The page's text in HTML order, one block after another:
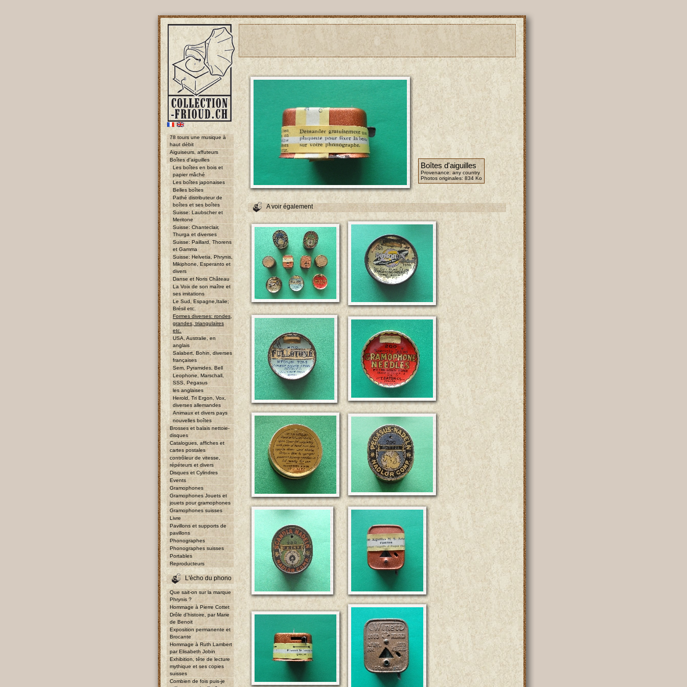
78 tours une musique à
haut débit
Aiguiseurs, affuteurs
Boîtes d'aiguilles
Les boîtes en bois et
papier mâché
Les boîtes japonaises
Belles boîtes
Pathé distributeur de
boîtes et ses boîtes
Suisse: Laubscher et
Meritone
Suisse: Chanteclair,
Thurga et diverses
Suisse: Paillard, Thorens
et Gamma
Suisse: Helvetia, Phrynis,
Mikiphone, Esperanto et
divers
Danse et Noris Château
La Voix de son maître et
ses imitations
Le Sud, Espagne,Italie;
Brésil etc.
Formes diverses: rondes,
grandes, triangulaires
etc.
USA, Australie, en
anglais
Salabert, Bohin, diverses
françaises
Sem, Pyramides, Bell
Leophone, Marschall,
SSS, Pegasus
les anglaises
Herold, Tri Ergon, Vox,
diverses allemandes
Animaux et divers pays
nouvelles boîtes
Brosses et balais nettoie-
disques
Catalogues, affiches et
cartes postales
contrôleur de vitesse,
répéteurs et divers
Disques et Cylindres
Events
Gramophones
Gramophones Jouets et
jouets pour gramophones
Gramophones suisses
Livre
Pavillons et supports de
pavillons
Phonographes
Phonographes suisses
Portables
Reproducteurs
L'écho du phono
Que sait-on sur la marque
Phrynis ?
Hommage à Pierre Cottet
Drôle d'histoire, par Marie
de Benoit
Exposition permanente et
Brocante
Hommage à Ruth Lambert
par Elisabeth Jobin
Exhibition, tête de lecture
mythique et ses copies
suisses
Combien de fois puis-je
Boîtes d'aiguilles
Provenance: any country
Photos originales: 834 Ko
A voir également